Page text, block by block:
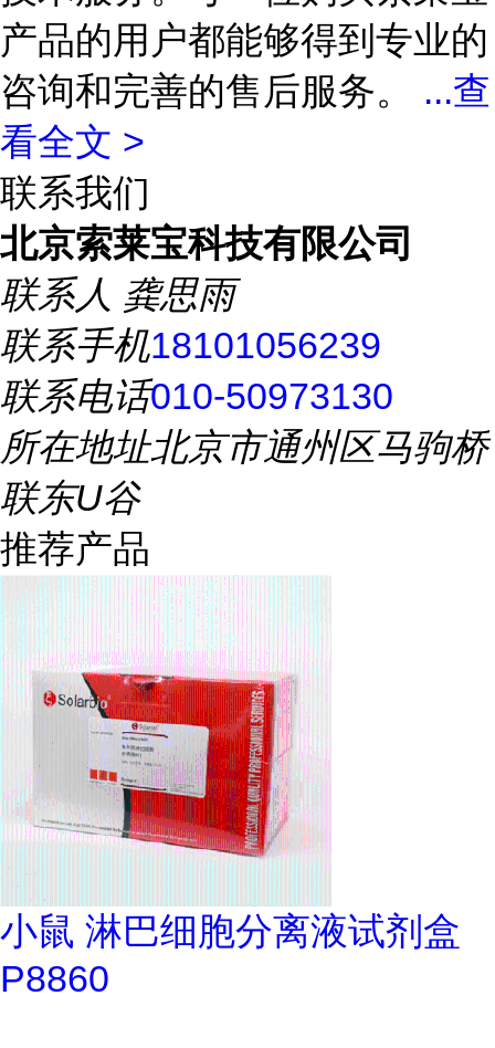
产品的用户都能够得到专业的
咨询和完善的售后服务。 ...查
看全文 >
联系我们
北京索莱宝科技有限公司
联系人 龚思雨
联系手机18101056239
联系电话010-50973130
所在地址北京市通州区马驹桥
联东U谷
推荐产品
小鼠 淋巴细胞分离液试剂盒
P8860